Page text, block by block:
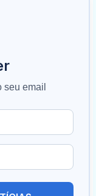
email